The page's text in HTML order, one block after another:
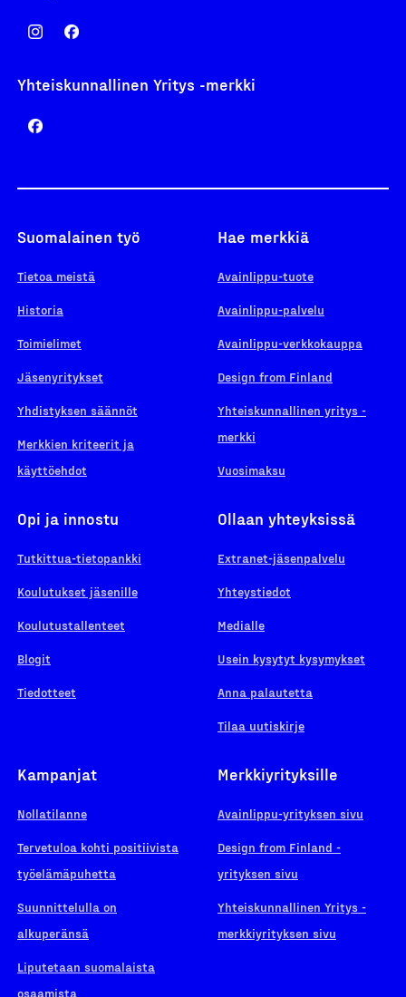
Yhteiskunnallinen Yritys -merkki
Suomalainen työ
Tietoa meistä
Historia
Toimielimet
Jäsenyritykset
Yhdistyksen säännöt
Merkkien kriteerit ja
käyttöehdot
Hae merkkiä
Avainlippu-tuote
Avainlippu-palvelu
Avainlippu-verkkokauppa
Design from Finland
Yhteiskunnallinen yritys -
merkki
Vuosimaksu
Opi ja innostu
Tutkittua-tietopankki
Koulutukset jäsenille
Koulutustallenteet
Blogit
Tiedotteet
Ollaan yhteyksissä
Extranet-jäsenpalvelu
Yhteystiedot
Medialle
Usein kysytyt kysymykset
Anna palautetta
Tilaa uutiskirje
Kampanjat
Nollatilanne
Tervetuloa kohti positiivista
työelämäpuhetta
Suunnittelulla on
alkuperänsä
Liputetaan suomalaista
osaamista
Merkkiyrityksille
Avainlippu-yrityksen sivu
Design from Finland -
yrityksen sivu
Yhteiskunnallinen Yritys -
merkkiyrityksen sivu